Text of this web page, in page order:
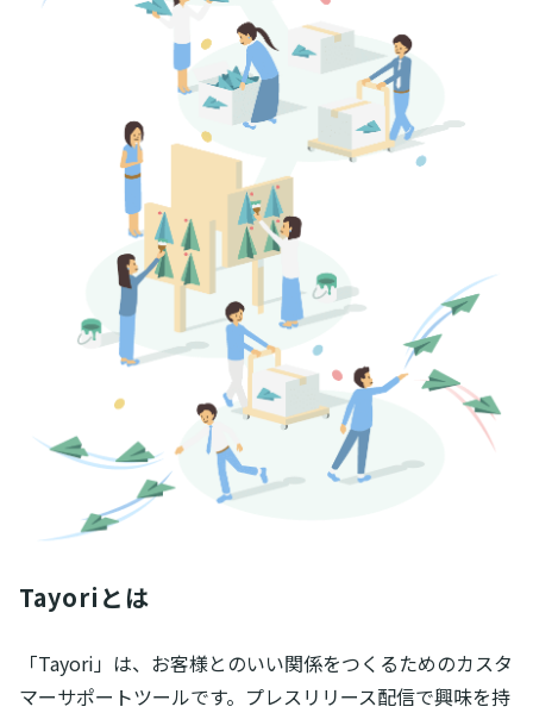
Tayoriとは
「Tayori」は、お客様とのいい関係をつくるためのカスタ
マーサポートツールです。プレスリリース配信で興味を持